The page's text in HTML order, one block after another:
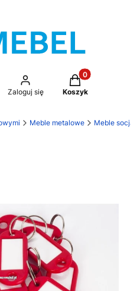
wyszukiwarkę
Zaloguj się
Produkty w
Koszyk
Meble metalowe Meble